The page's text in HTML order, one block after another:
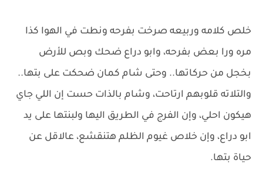
خلص كلامه وربيعه صرخت بفرحه ونطت في الهوا كذا
مره ورا بعض بفرحه، وابو دراع ضحك وبص للأرض
بخجل من حركاتها.. وحتى شام كمان ضحكت على بتها..
والتلاته قلوبهم ارتاحت، وشام بالذات حست إن اللي جاي
هيكون احلي، وإن الفرج في الطريق اليها ولبنتها على يد
ابو دراع، وإن خلاص غيوم الظلم هتنقشع، عالاقل عن
حياة بتها.